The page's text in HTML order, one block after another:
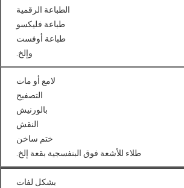
الطباعة الرقمية
طباعة فليكسو
طباعة أوفست
وإلخ.
لامع أو مات
التصفيح
بالورنيش
النقش
ختم ساخن
طلاء للأشعة فوق البنفسجية بقعة إلخ.
بشكل لفات